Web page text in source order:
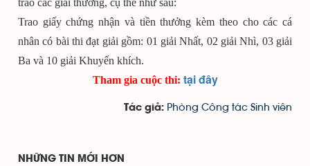
trao các giải thưởng, cụ thể như sau:
Trao giấy chứng nhận và tiền thưởng kèm theo cho các cá
nhân có bài thi đạt giải gồm: 01 giải Nhất, 02 giải Nhì, 03 giải
Ba và 10 giải Khuyến khích.
Tham gia cuộc thi: tại đây
Tác giả: Phòng Công tác Sinh viên
NHỮNG TIN MỚI HƠN